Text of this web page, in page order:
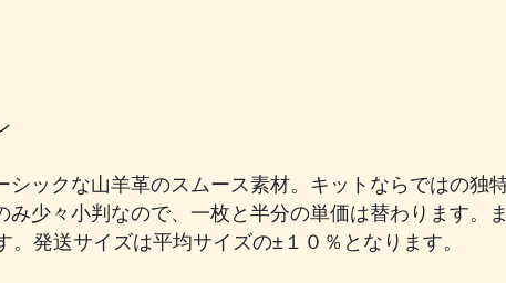
ー
ブ
ラ
ウ
ン
ックな山羊革のスムース素材。キットならではの独
み少々小判なので、一枚と半分の単価は替わります。
。発送サイズは平均サイズの±１０％となります。